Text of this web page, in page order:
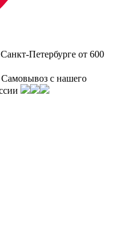
Петербурге от 600
Самовывоз с нашего